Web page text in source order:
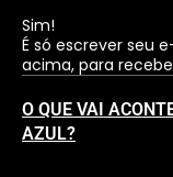
Sim!
É só escrever seu
acima, para
O QUE VAI
AZUL?